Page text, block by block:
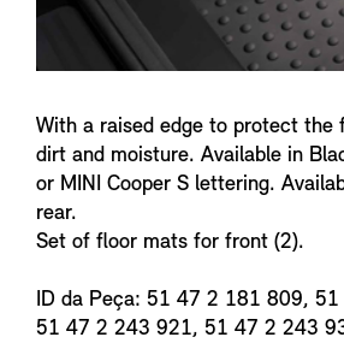
With a raised edge to protect the
dirt and moisture. Available in
or MINI Cooper S lettering.
rear.
Set of floor mats for front (2).
ID da Peça: 51 47 2 181 809,
51 47 2 243 921, 51 47 2 243